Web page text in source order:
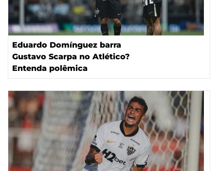
Eduardo Domínguez barra
Gustavo Scarpa no Atlético?
Entenda polêmica